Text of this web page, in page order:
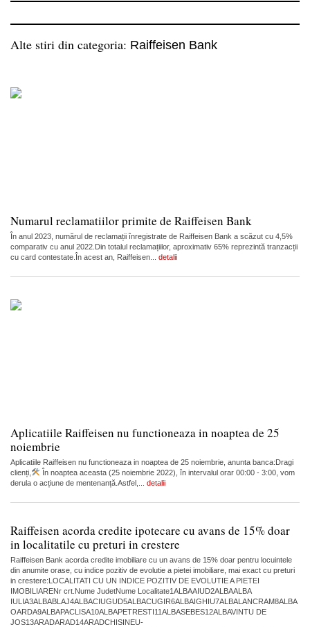
Alte stiri din categoria: Raiffeisen Bank
Numarul reclamatiilor primite de Raiffeisen Bank
În anul 2023, numărul de reclamații înregistrate de Raiffeisen Bank a scăzut cu 4,5%
comparativ cu anul 2022.Din totalul reclamațiilor, aproximativ 65% reprezintă tranzacții
cu card contestate.În acest an, Raiffeisen... detalii
Aplicatiile Raiffeisen nu functioneaza in noaptea de 25
noiembrie
Aplicatiile Raiffeisen nu functioneaza in noaptea de 25 noiembrie, anunta banca:Dragi
clienți,
În noaptea aceasta (25 noiembrie 2022), în intervalul orar 00:00 - 3:00, vom
derula o acțiune de mentenanță.Astfel,... detalii
Raiffeisen acorda credite ipotecare cu avans de 15% doar
in localitatile cu preturi in crestere
Raiffeisen Bank acorda credite imobiliare cu un avans de 15% doar pentru locuintele
din anumite orase, cu indice pozitiv de evolutie a pietei imobiliare, mai exact cu preturi
in crestere:LOCALITATI CU UN INDICE POZITIV DE EVOLUTIE A PIETEI
IMOBILIARENr crt.Nume JudetNume Localitate1ALBAAIUD2ALBAALBA
IULIA3ALBABLAJ4ALBACIUGUD5ALBACUGIR6ALBAIGHIU7ALBALANCRAM8ALBA
OARDA9ALBAPACLISA10ALBAPETRESTI11ALBASEBES12ALBAVINTU DE
JOS13ARADARAD14ARADCHISINEU-